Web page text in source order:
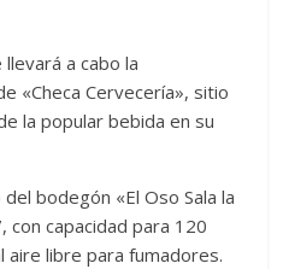
a cabo la
«Checa Cervecería», sitio
la popular bebida en su
bodegón «El Oso Sala la
con capacidad para 120
aire libre para fumadores.